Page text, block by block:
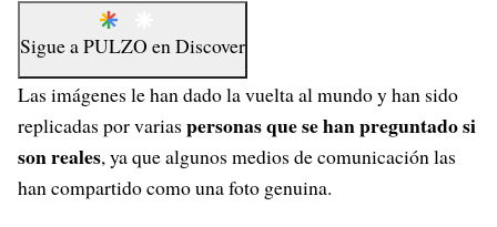
Sigue aPULZO enDiscover
Las imágenes le han dado la vuelta al mundo y han sido
replicadas por varias personas que se han preguntado si
son reales, ya que algunos medios de comunicación las
han compartido como una foto genuina.